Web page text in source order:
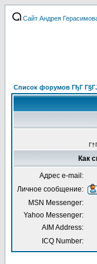
Сайт Андрея
Список форумов ГђГ
Как
Адрес e-mail:
Личное сообщение:
MSN Messenger:
Yahoo Messenger:
AIM Address:
ICQ Number: